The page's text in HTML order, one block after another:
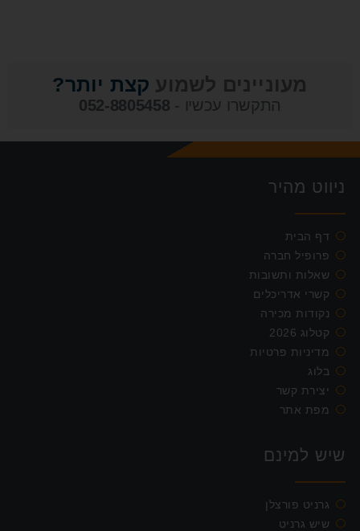
מעוניינים לשמוע קצת יותר?
התקשרו עכשיו - 052-8805458
ניווט מהיר
דף הבית
פרופיל חברה
שאלות ותשובות
קשרי אדריכלים
נקודות מכירה
קטלוג 2026
מדיניות פרטיות
בלוג
יצירת קשר
מפת אתר
שיש למינם
גרניט פורצלן
שיש גרניט